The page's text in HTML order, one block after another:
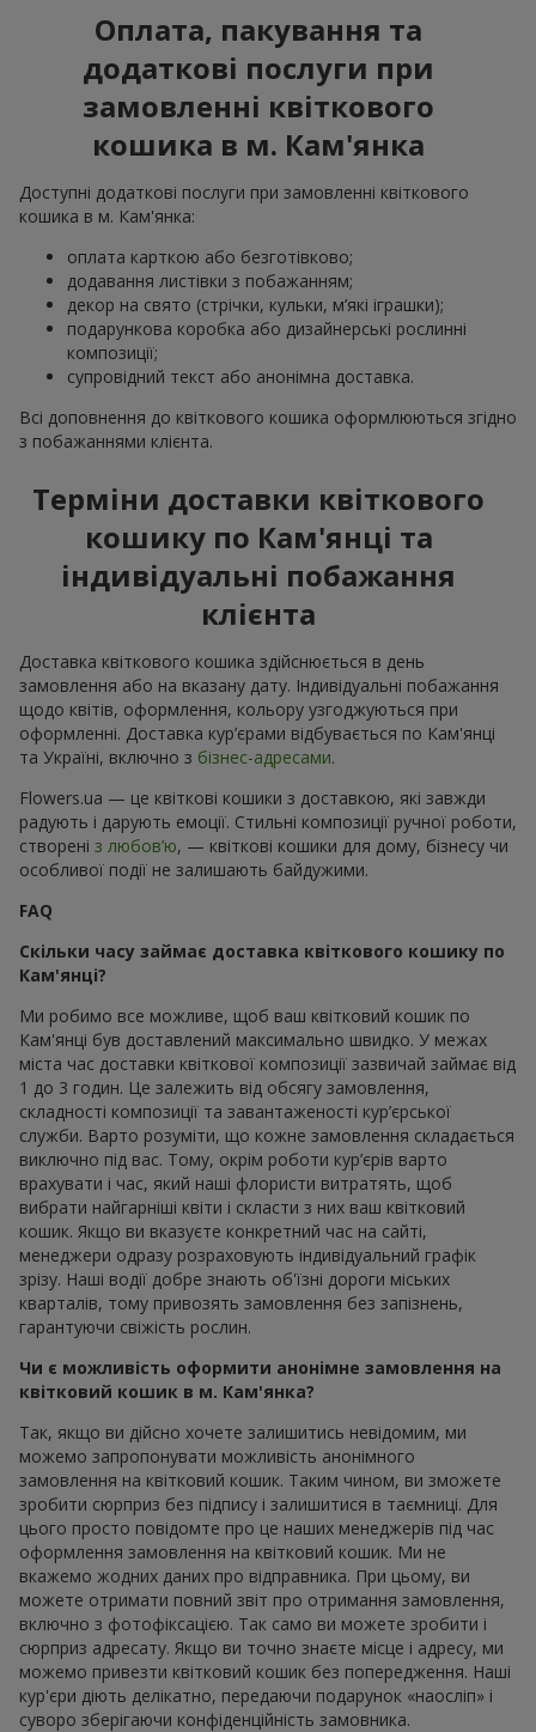
Оплата, пакування та
додаткові послуги при
замовленні квіткового
кошика в м. Кам'янка
Доступні додаткові послуги при замовленні квіткового
кошика в м. Кам'янка:
оплата карткою або безготівково;
додавання листівки з побажанням;
декор на свято (стрічки, кульки, м’які іграшки);
подарункова коробка або дизайнерські рослинні
композиції;
супровідний текст або анонімна доставка.
Всі доповнення до квіткового кошика оформлюються згідно
з побажаннями клієнта.
Терміни доставки квіткового
кошику по Кам'янці та
індивідуальні побажання
клієнта
Доставка квіткового кошика здійснюється в день
замовлення або на вказану дату. Індивідуальні побажання
щодо квітів, оформлення, кольору узгоджуються при
оформленні. Доставка кур’єрами відбувається по Кам'янці
та Україні, включно з бізнес-адресами.
Flowers.ua — це квіткові кошики з доставкою, які завжди
радують і дарують емоції. Стильні композиції ручної роботи,
створені з любов’ю, — квіткові кошики для дому, бізнесу чи
особливої події не залишають байдужими.
FAQ
Скільки часу займає доставка квіткового кошику по
Кам'янці?
Ми робимо все можливе, щоб ваш квітковий кошик по
Кам'янці був доставлений максимально швидко. У межах
міста час доставки квіткової композиції зазвичай займає від
1 до 3 годин. Це залежить від обсягу замовлення,
складності композиції та завантаженості кур’єрської
служби. Варто розуміти, що кожне замовлення складається
виключно під вас. Тому, окрім роботи кур’єрів варто
врахувати і час, який наші флористи витратять, щоб
вибрати найгарніші квіти і скласти з них ваш квітковий
кошик. Якщо ви вказуєте конкретний час на сайті,
менеджери одразу розраховують індивідуальний графік
зрізу. Наші водії добре знають об'їзні дороги міських
кварталів, тому привозять замовлення без запізнень,
гарантуючи свіжість рослин.
Чи є можливість оформити анонімне замовлення на
квітковий кошик в м. Кам'янка?
Так, якщо ви дійсно хочете залишитись невідомим, ми
можемо запропонувати можливість анонімного
замовлення на квітковий кошик. Таким чином, ви зможете
зробити сюрприз без підпису і залишитися в таємниці. Для
цього просто повідомте про це наших менеджерів під час
оформлення замовлення на квітковий кошик. Ми не
вкажемо жодних даних про відправника. При цьому, ви
можете отримати повний звіт про отримання замовлення,
включно з фотофіксацією. Так само ви можете зробити і
сюрприз адресату. Якщо ви точно знаєте місце і адресу, ми
можемо привезти квітковий кошик без попередження. Наші
кур'єри діють делікатно, передаючи подарунок «наосліп» і
суворо зберігаючи конфіденційність замовника.